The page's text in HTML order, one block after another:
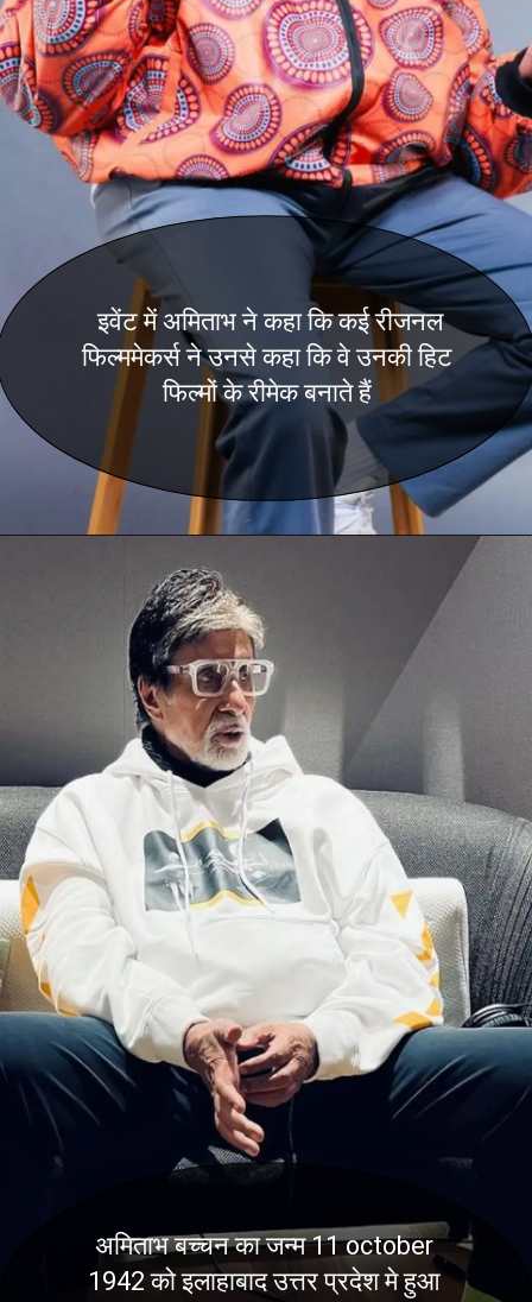
इवेंट में अमिताभ ने कहा कि कई रीजनल
फिल्ममेकर्स ने उनसे कहा कि वे उनकी हिट
फिल्मों के रीमेक बनाते हैं
अमिताभ बच्चन का जन्म 11 october
1942 को इलाहाबाद उत्तर प्रदेश मे हुआ